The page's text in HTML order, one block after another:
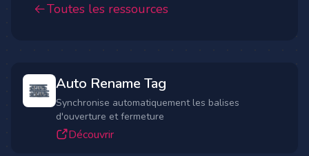
Toutes les ressources
Auto Rename Tag
Synchronise automatiquement les balises
d'ouverture et fermeture
Découvrir